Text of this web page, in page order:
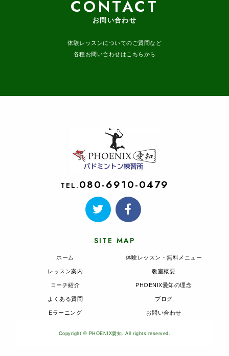
CONTACT
お問い合わせ
体験レッスンについてのご質問など
各種お問い合わせはこちらから
TEL. 080-6910-0479
SITE MAP
ホーム
レッスン案内
コーチ紹介
よくある質問
Eラーニング
体験レッスン・無料メニュー
教室概要
PHOENIX愛知の理念
ブログ
お問い合わせ
Copyright © PHOENIX愛知. All rights reserved.